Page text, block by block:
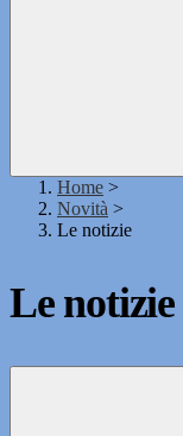
Home >
Novità >
Le notizie
Le notizie